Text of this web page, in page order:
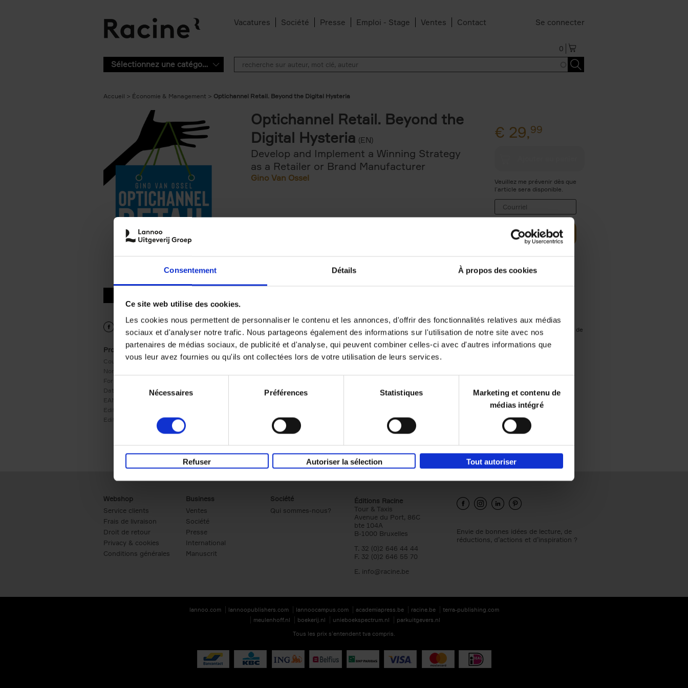
Consentement Détails À propos des cookies
Ce site web utilise des cookies.
Les cookies nous permettent de personnaliser le contenu et les annonces, d'offrir des fonctionnalités relatives aux médias
sociaux et d'analyser notre trafic. Nous partageons également des informations sur l'utilisation de notre site avec nos
partenaires de médias sociaux, de publicité et d'analyse, qui peuvent combiner celles-ci avec d'autres informations que
vous leur avez fournies ou qu'ils ont collectées lors de votre utilisation de leurs services.
du
Nécessaires Préférences Statistiques
Marketing et contenu de
médias intégré
Refuser Autoriser la sélection Tout autoriser
Vacatures Société Presse Emploi - Stage Ventes Contact Se connecter
0
Sélectionnez une catégorie
Accueil Économie & Management Optichannel Retail. Beyond the Digital Hysteria
9789401459501.PDF
Product details
Couverture: Autre finition
Nombre de pages:
Format:
Date de parution: 02/04/2019
EAN:
Editeur:
Edition:
Optichannel Retail. Beyond the
Digital Hysteria (EN)
Develop and Implement a Winning Strategy
as a Retailer or Brand Manufacturer
Gino Van Ossel
€ 29,99
Veuillez me prévenir dès que
l’article sera disponible.
Frais de livraison : €
Disponibilité :
Temporairement en rupture de
stock
Webshop
Service clients
Frais de livraison
Droit de retour
Privacy & cookies
Conditions générales
Business
Ventes
Société
Presse
International
Manuscrit
Société
Qui sommes-nous?
Éditions Racine
Tour & Taxis
Avenue du Port, 86C
bte 104A
B-1000 Bruxelles
T. 32 (0)2 646 44 44
F. 32 (0)2 646 55 70
E. info@racine.be
Envie de bonnes idées de lecture, de
réductions, d’actions et d’inspiration ?
lannoo.com lannoopublishers.com lannoocampus.com academiapress.be racine.be
terra-publishing.com
meulenhoff.nl
boekerij.nl unieboekspectrum.nl
parkuitgevers.nl
Tous les prix s’entendent tva compris.